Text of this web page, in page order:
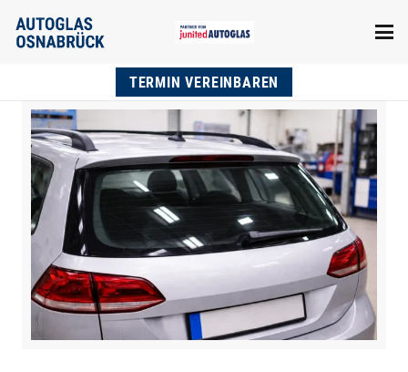
TERMIN VEREINBAREN